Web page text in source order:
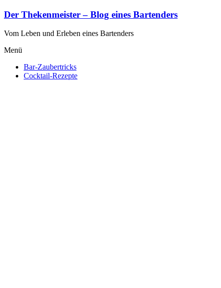
Zum
springen
Der Thekenmeister – Blog eines Bartenders
Vom Leben und Erleben eines Bartenders
Menü
Bar-Zaubertricks
Cocktail-Rezepte